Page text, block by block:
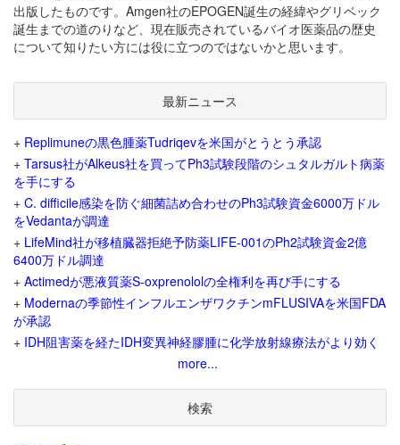
出版したものです。Amgen社のEPOGEN誕生の経緯やグリベック
誕生までの道のりなど、現在販売されているバイオ医薬品の歴史
について知りたい方には役に立つのではないかと思います。
最新ニュース
+ Replimuneの黒色腫薬Tudriqevを米国がとうとう承認
+ Tarsus社がAlkeus社を買ってPh3試験段階のシュタルガルト病薬
を手にする
+ C. difficile感染を防ぐ細菌詰め合わせのPh3試験資金6000万ドル
をVedantaが調達
+ LifeMind社が移植臓器拒絶予防薬LIFE-001のPh2試験資金2億
6400万ドル調達
+ Actimedが悪液質薬S-oxprenololの全権利を再び手にする
+ Modernaの季節性インフルエンザワクチンmFLUSIVAを米国FDA
が承認
+ IDH阻害薬を経たIDH変異神経膠腫に化学放射線療法がより効く
more...
検索